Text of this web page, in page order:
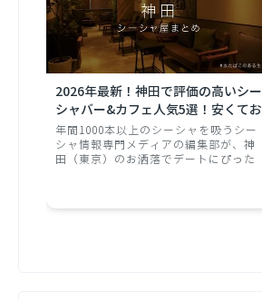
2026年最新！神田で評価の高いシー
シャバー&カフェ人気5選！安くてお
洒落なデートにおすすめのお店をご
紹介！
年間1000本以上のシーシャを吸うシー
シャ情報専門メディアの編集部が、神
田（東京）のお洒落でデートにぴった